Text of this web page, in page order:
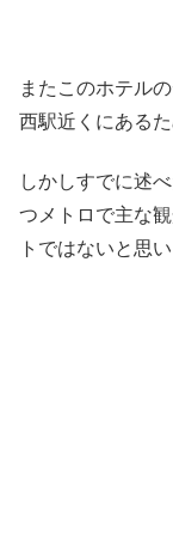
またこのホテル
西駅近くにある
しかしすでに述
つメトロで主な
トではないと思い